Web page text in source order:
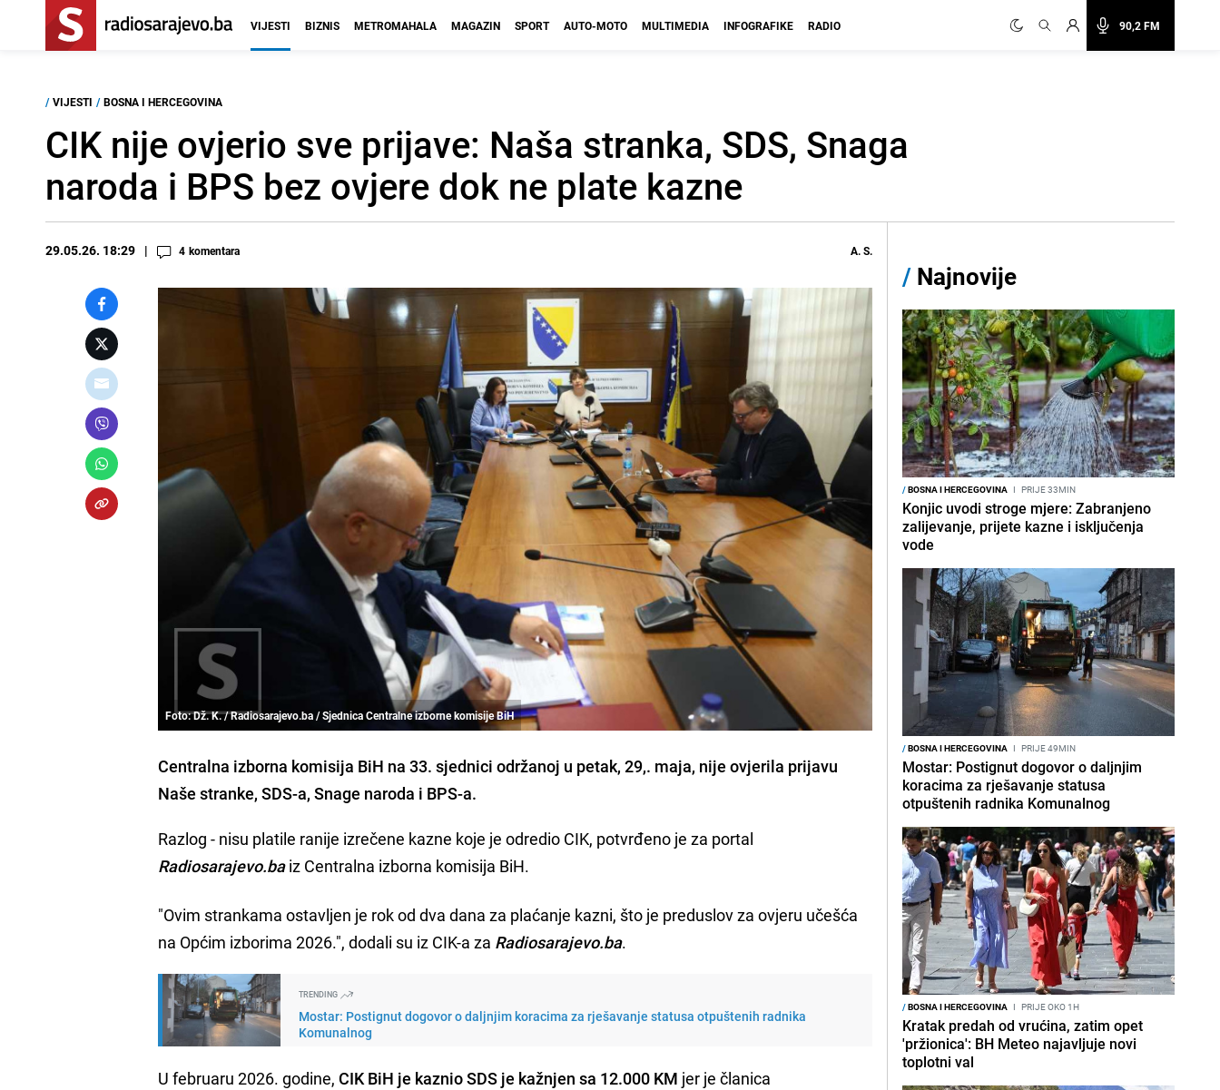
90,2 FM
VIJESTI BIZNIS METROMAHALA MAGAZIN SPORT AUTO-MOTO MULTIMEDIA INFOGRAFIKE RADIO
/ VIJESTI / BOSNA I HERCEGOVINA
CIK nije ovjerio sve prijave: Naša stranka, SDS, Snaga
naroda i BPS bez ovjere dok ne plate kazne
29.05.26. 18:29 4 komentara A. S.
Foto: Dž. K. / Radiosarajevo.ba / Sjednica Centralne izborne komisije BiH
Centralna izborna komisija BiH na 33. sjednici održanoj u petak, 29,. maja, nije ovjerila prijavu
Naše stranke, SDS-a, Snage naroda i BPS-a.
Razlog - nisu platile ranije izrečene kazne koje je odredio CIK, potvrđeno je za portal
Radiosarajevo.baiz Centralna izborna komisija BiH.
"Ovim strankama ostavljen je rok od dva dana za plaćanje kazni, što je preduslov za ovjeru učešća
na Općim izborima 2026.", dodali su iz CIK-a za Radiosarajevo.ba.
TRENDING
Mostar: Postignut dogovor o daljnjim koracima za rješavanje statusa otpuštenih radnika
Komunalnog
U februaru 2026. godine,CIK BiH je kaznio SDS je kažnjen sa 12.000 KM jer je članica
/ Najnovije
/BOSNA I HERCEGOVINA I PRIJE 33MIN
Konjic uvodi stroge mjere: Zabranjeno
zalijevanje, prijete kazne i isključenja
vode
/BOSNA I HERCEGOVINA I PRIJE 49MIN
Mostar: Postignut dogovor o daljnjim
koracima za rješavanje statusa
otpuštenih radnika Komunalnog
/BOSNA I HERCEGOVINA I PRIJE OKO 1H
Kratak predah od vrućina, zatim opet
'pržionica': BH Meteo najavljuje novi
toplotni val